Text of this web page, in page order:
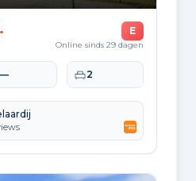
E
Online sinds 29 dagen
— Slaapkamers
2